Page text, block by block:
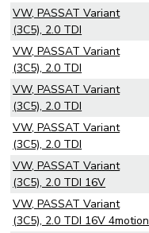
VW, PASSAT Variant
(3C5), 2.0 TDI
VW, PASSAT Variant
(3C5), 2.0 TDI
VW, PASSAT Variant
(3C5), 2.0 TDI
VW, PASSAT Variant
(3C5), 2.0 TDI
VW, PASSAT Variant
(3C5), 2.0 TDI 16V
VW, PASSAT Variant
(3C5), 2.0 TDI 16V 4motion